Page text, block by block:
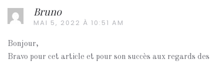
Bruno
MAI 5, 2022 À 10:51 AM
Bonjour,
Bravo pour cet article et pour son succès aux regards des